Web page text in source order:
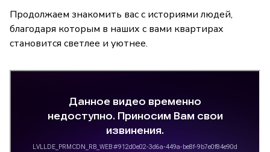
Продолжаем знакомить вас с историями людей,
благодаря которым в наших с вами квартирах
становится светлее и уютнее.